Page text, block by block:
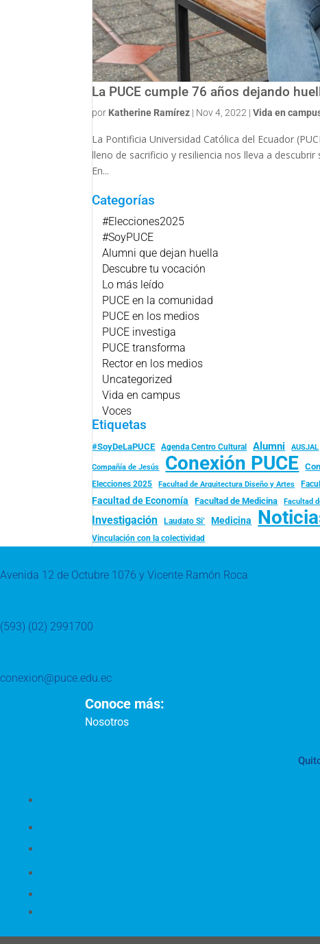
La PUCE cumple 76 años dejando
por Katherine Ramírez | Nov 4, 2022 |Vida en
La Pontificia Universidad Católica del Ecuador
lleno de sacrificio y resiliencia nos lleva a
En...
Categorías
#Elecciones2025
#SoyPUCE
Alumni que dejan huella
Descubre tu vocación
Lo más leído
PUCE en la comunidad
PUCE en los medios
PUCE investiga
PUCE transforma
Rector en los medios
Uncategorized
Vida en campus
Voces
Etiquetas
#SoyDeLaPUCE Agenda Centro Cultural Alumni AUSJAL
Compañía de Jesús Conexión PUCE
Elecciones 2025
Facultad de Arquitectura Diseño y Artes
Facultad de Economía Facultad de Medicina Facultad
Investigación Laudato Si’ Medicina
Vinculación con la colectividad
Avenida 12 de Octubre 1076 y Vicente Ramón Roca
(593) (02) 2991700
conexion@puce.edu.ec
Conoce más:
Nosotros